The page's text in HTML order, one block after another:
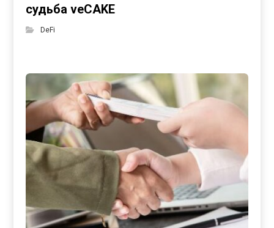
судьба veCAKE
DeFi